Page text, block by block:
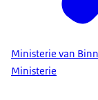
Ministerie van
Ministerie